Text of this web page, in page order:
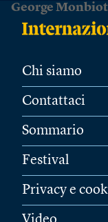
George Monbiot
Chi siamo
Contattaci
Sommario
Festival
Privacy e